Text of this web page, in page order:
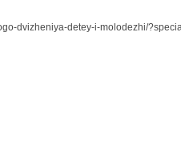
dvizheniya-detey-i-molodezhi/